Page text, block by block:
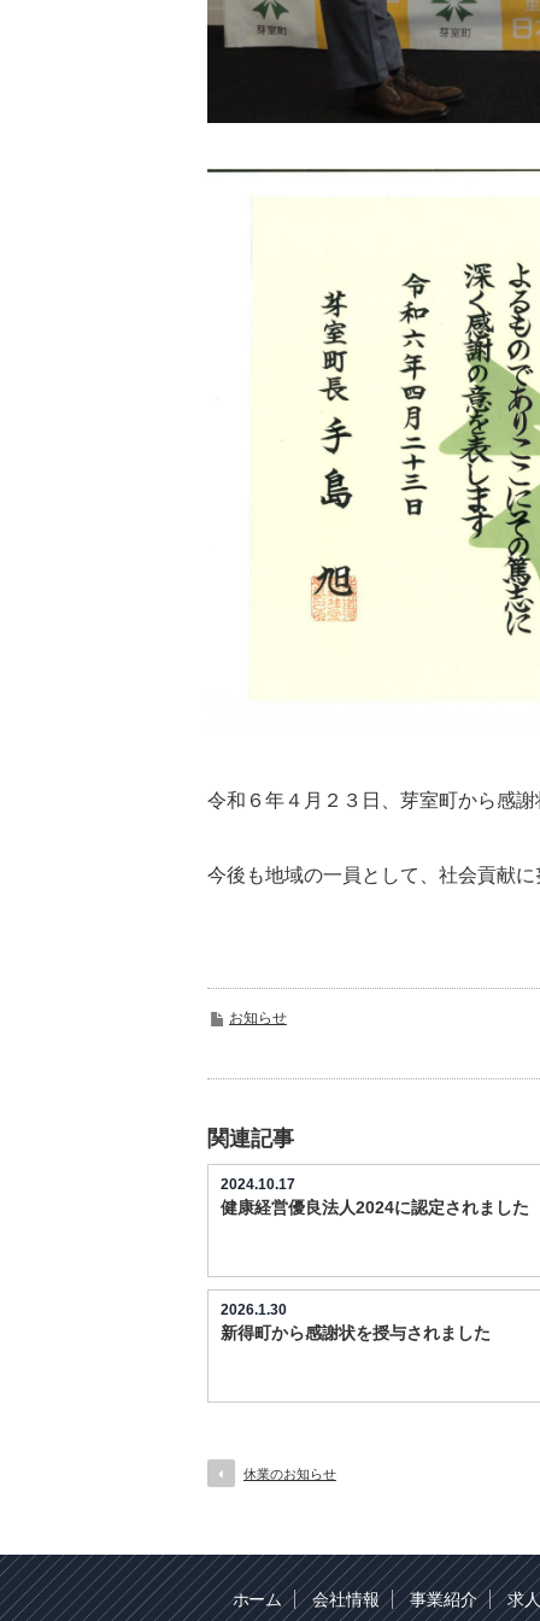
令和６年４月２３日、芽室町から感
今後も地域の一員として、社会貢献
お知らせ
関連記事
2024.10.17
健康経営優良法人2024に認定されました
2026.1.30
新得町から感謝状を授与されました
休業のお知らせ
ホーム 会社情報 事業紹介 求